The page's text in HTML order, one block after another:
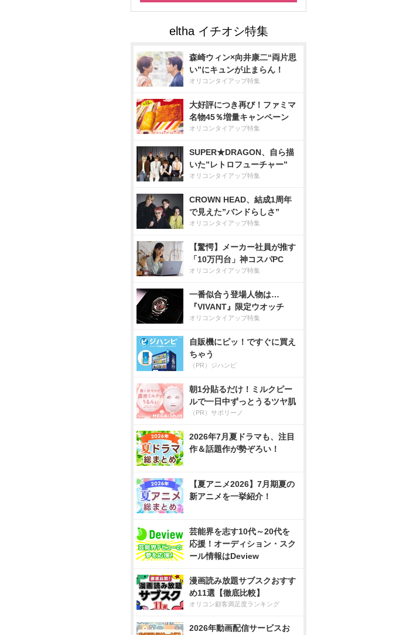
森崎ウィン×向井康二“両片思
い”にキュンが止まらん！
オリコンタイアップ特集
大好評につき再び！ファミマ
名物45％増量キャンペーン
オリコンタイアップ特集
SUPER★DRAGON、自ら描
いた”レトロフューチャー”
オリコンタイアップ特集
CROWN HEAD、結成1周年
で見えた”バンドらしさ”
オリコンタイアップ特集
【驚愕】メーカー社員が推す
「10万円台」神コスパPC
オリコンタイアップ特集
一番似合う登場人物は…
『VIVANT』限定ウオッチ
オリコンタイアップ特集
自販機にピッ！ですぐに買え
ちゃう
（PR）ジハンピ
朝1分貼るだけ！ミルクピー
ルで一日中ずっとうるツヤ肌
（PR）サボリーノ
2026年7月夏ドラマも、注目
作＆話題作が勢ぞろい！
【夏アニメ2026】7月期夏の
新アニメを一挙紹介！
芸能界を志す10代～20代を
応援！オーディション・スク
ール情報はDeview
漫画読み放題サブスクおすす
め11選【徹底比較】
オリコン顧客満足度ランキング
2026年動画配信サービスお